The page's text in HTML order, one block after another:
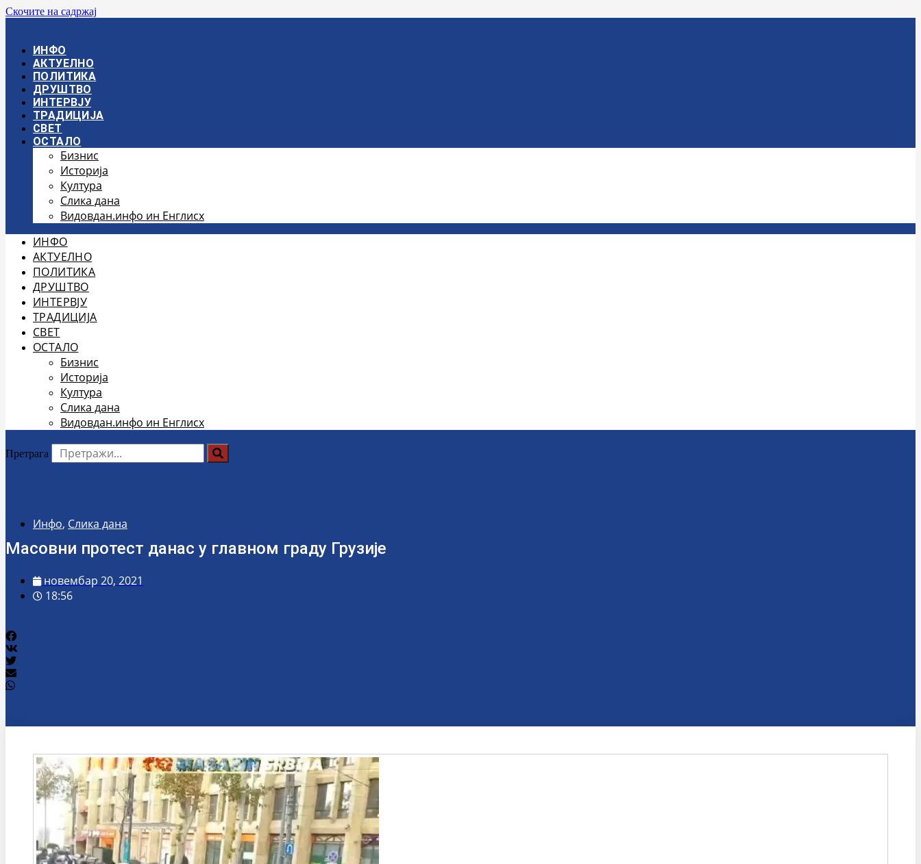
Скочите на садржај
ИНФО
АКТУЕЛНО
ПОЛИТИКА
ДРУШТВО
ИНТЕРВЈУ
ТРАДИЦИЈА
СВЕТ
ОСТАЛО
Бизнис
Историја
Култура
Слика дана
Видовдан.инфо ин Енглисх
ИНФО
АКТУЕЛНО
ПОЛИТИКА
ДРУШТВО
ИНТЕРВЈУ
ТРАДИЦИЈА
СВЕТ
ОСТАЛО
Бизнис
Историја
Култура
Слика дана
Видовдан.инфо ин Енглисх
Претрага
Инфо, Слика дана
Масовни протест данас у главном граду Грузије
новембар 20, 2021
18:56